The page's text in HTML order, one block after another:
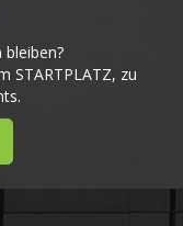
STARTPLATZ, zu